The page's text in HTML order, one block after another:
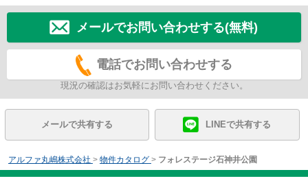
メールでお問い合わせする(無料)
電話でお問い合わせする
現況の確認はお気軽にお問い合わせください。
メールで共有する LINEで共有する
アルファ丸嶋株式会社 > 物件カタログ > フォレステージ石神井公園